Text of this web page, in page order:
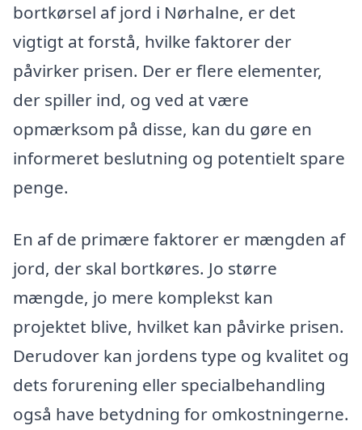
bortkørsel af jord i Nørhalne, er det
vigtigt at forstå, hvilke faktorer der
påvirker prisen. Der er flere elementer,
der spiller ind, og ved at være
opmærksom på disse, kan du gøre en
informeret beslutning og potentielt spare
penge.
En af de primære faktorer er mængden af
jord, der skal bortkøres. Jo større
mængde, jo mere komplekst kan
projektet blive, hvilket kan påvirke prisen.
Derudover kan jordens type og kvalitet og
dets forurening eller specialbehandling
også have betydning for omkostningerne.